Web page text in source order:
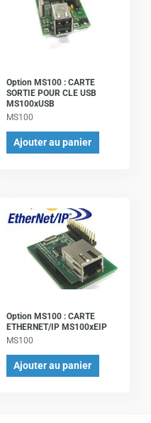
Option MS100 : CARTE
SORTIE POUR CLE USB
MS100xUSB
MS100
Ajouter au panier
Option MS100 : CARTE
ETHERNET/IP MS100xEIP
MS100
Ajouter au panier